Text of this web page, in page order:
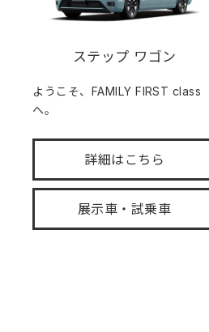
ステップ ワゴン
ようこそ、FAMILY FIRST class
へ。
詳細はこちら
展示車・試乗車